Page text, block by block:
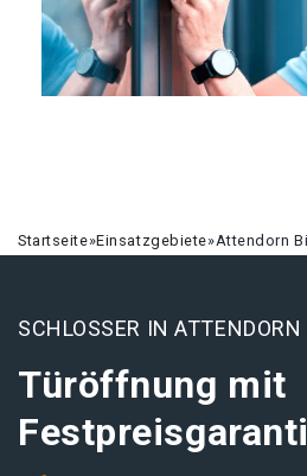
Startseite»Einsatzgebiete»Attendorn
SCHLOSSER IN ATTENDORN
Türöffnung mit